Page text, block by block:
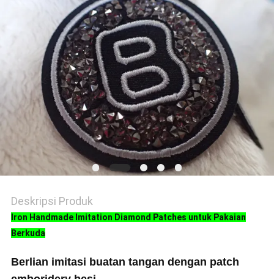
SITEMAP
KEBIJAKAN
PRIVASI
Deskripsi Produk
Iron Handmade Imitation Diamond Patches untuk Pakaian
Berkuda
Berlian imitasi buatan tangan dengan patch